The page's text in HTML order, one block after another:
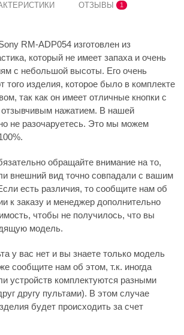
ОТЗЫВЫ 1
RM-ADP054 изготовлен из
который не имеет запаха и очень
с небольшой высоты. Его очень
того изделия, которое было в комплекте
так как он имеет отличные кнопки с
нажатием. В нашей
не разочаруетесь. Это мы можем
обращайте внимание на то,
внешний вид точно совпадали с вашим
есть различия, то сообщите нам об
к заказу и менеджер дополнительно
чтобы не получилось, что вы
модель.
у вас нет и вы знаете только модель
сообщите нам об этом, т.к. иногда
устройств комплектуются разными
другу пультами). В этом случае
будет происходить за счет